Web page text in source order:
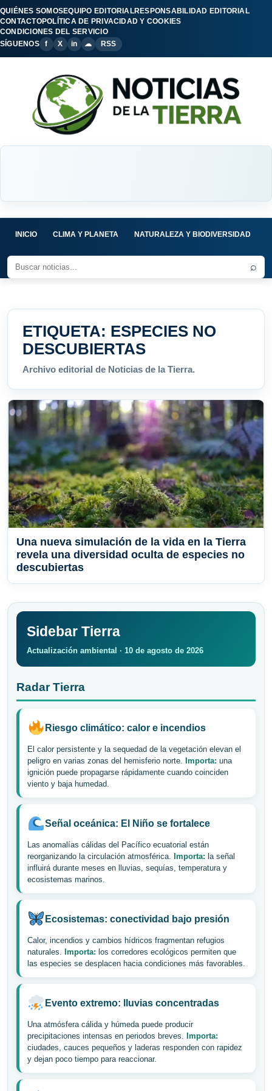
QUIÉNES SOMOSEQUIPO EDITORIALRESPONSABILIDAD EDITORIAL
CONTACTOPOLÍTICA DE PRIVACIDAD Y COOKIES
CONDICIONES DEL SERVICIO
SÍGUENOS
f X in ☁ RSS
INICIO CLIMA Y PLANETA NATURALEZA Y BIODIVERSIDAD
⌕
ETIQUETA: ESPECIES NO
DESCUBIERTAS
Archivo editorial de Noticias de la Tierra.
Una nueva simulación de la vida en la Tierra
revela una diversidad oculta de especies no
descubiertas
Sidebar Tierra
Actualización ambiental · 10 de agosto de 2026
Radar Tierra
Riesgo climático: calor e incendios
El calor persistente y la sequedad de la vegetación elevan el
peligro en varias zonas del hemisferio norte. Importa: una
ignición puede propagarse rápidamente cuando coinciden
viento y baja humedad.
Señal oceánica: El Niño se fortalece
Las anomalías cálidas del Pacífico ecuatorial están
reorganizando la circulación atmosférica. Importa: la señal
influirá durante meses en lluvias, sequías, temperatura y
ecosistemas marinos.
Ecosistemas: conectividad bajo presión
Calor, incendios y cambios hídricos fragmentan refugios
naturales. Importa: los corredores ecológicos permiten que
las especies se desplacen hacia condiciones más favorables.
Evento extremo: lluvias concentradas
Una atmósfera cálida y húmeda puede producir
precipitaciones intensas en periodos breves. Importa:
ciudades, cauces pequeños y laderas responden con rapidez
y dejan poco tiempo para reaccionar.